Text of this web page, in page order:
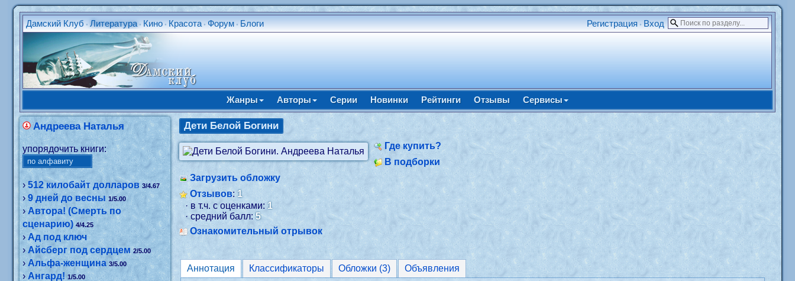
Дамский Клуб •Литература • Кино • Красота •Форум • Блоги Регистрация • Вход
Жанры Авторы Серии Новинки Рейтинги Отзывы Сервисы
Андреева Наталья
упорядочить книги:
›512 килобайт долларов 3/4.67
›9 дней до весны 1/5.00
›Автора! (Смерть по
сценарию) 4/4.25
›Ад под ключ
›Айсберг под сердцем 2/5.00
›Альфа-женщина 3/5.00
›Ангард! 1/5.00
Дети Белой Богини
Где купить?
В подборки
Загрузить обложку
Отзывов:1
· в т.ч. с оценками:1
· средний балл:5
Ознакомительный отрывок
Аннотация Классификаторы Обложки (3) Объявления